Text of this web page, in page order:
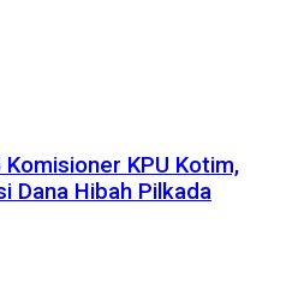
KPU Kotim,
Dana Hibah Pilkada